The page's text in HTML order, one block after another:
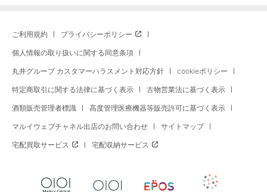
ご利用規約 プライバシーポリシー
個人情報の取り扱いに関する同意条項
丸井グループ カスタマーハラスメント対応方針 cookieポリシー
特定商取引に関する法律に基づく表示 古物営業法に基づく表示
酒類販売管理者標識 高度管理医療機器等販売許可に基づく表示
マルイウェブチャネル出店のお問い合わせ サイトマップ
宅配買取サービス 宅配収納サービス